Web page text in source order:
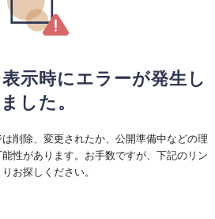
示時にエラーが発生し
ました。
削除、変更されたか、公開準備中などの理
性があります。お手数ですが、下記のリン
お探しください。